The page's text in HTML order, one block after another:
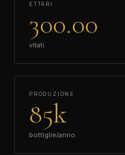
ETTARI
300.00
vitati
PRODUZIONE
85k
bottiglie/anno